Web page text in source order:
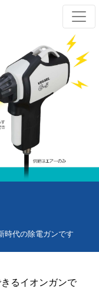
時代の除電ガンです
るイオンガンで